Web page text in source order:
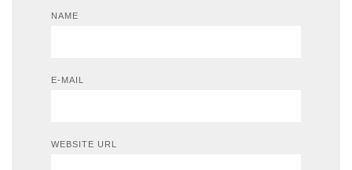
NAME
E-MAIL
WEBSITE URL